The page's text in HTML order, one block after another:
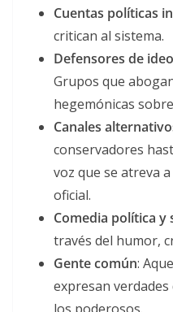
Cuentas políticas
critican al sistema.
Defensores de
Grupos que
hegemónicas
Canales
conservadores
voz que se atreva
oficial.
Comedia política y
través del humor,
Gente común:
expresan
los poderosos.